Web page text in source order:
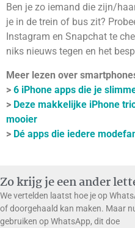
Ben je zo iemand die zijn/
je in de trein of bus zit?
Instagram en Snapchat te
niks nieuws tegen en het
Meer lezen over
> 6 iPhone apps die je
> Deze makkelijke iPhone
mooier
> Dé apps die iedere
Zo krijg je een ander
We vertelden laatst hoe je op
of doorgehaald kan maken. Maar
gebruiken op WhatsApp, dit doe